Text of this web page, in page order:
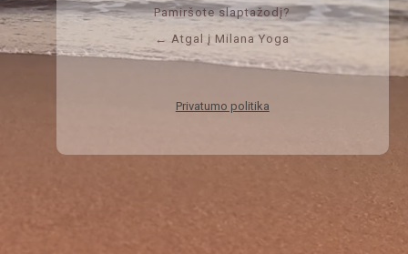
Pamiršote slaptažodį?
← Atgal į Milana Yoga
Privatumo politika